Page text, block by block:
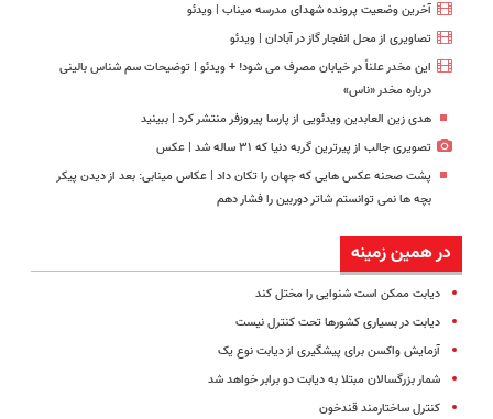
آخرین وضعیت پرونده شهدای مدرسه میناب | ویدئو
تصاویری از محل انفجار گاز در آبادان | ویدئو
این مخدر علناً در خیابان مصرف می شود! + ویدئو | توضیحات سم شناس بالینی
درباره مخدر «ناس»
هدی زین العابدین ویدئویی از پارسا پیروزفر منتشر کرد |‌ ببینید
تصویری جالب از پیرترین گربه دنیا که ۳۱ ساله شد | عکس
پشت صحنه عکس هایی که جهان را تکان داد | عکاس مینابی: بعد از دیدن پیکر
بچه‌ ها نمی‌ توانستم شاتر دوربین را فشار دهم
در همین زمینه
دیابت ممکن است شنوایی را مختل کند
دیابت در بسیاری کشورها تحت کنترل نیست
آزمایش واکسن برای پیشگیری از دیابت نوع یک
شمار بزرگسالان مبتلا به دیابت دو برابر خواهد شد
کنترل ساختارمند قندخون